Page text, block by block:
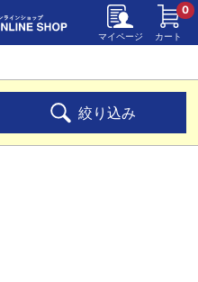
マイページ カート
0
絞り込み